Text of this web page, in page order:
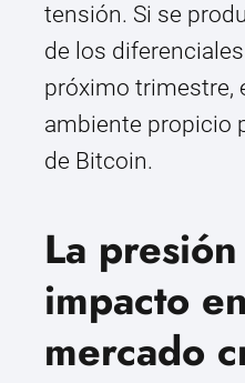
tensión. Si se
de los
próximo trimestre,
ambiente propicio
de Bitcoin.
La
impacto
mercado